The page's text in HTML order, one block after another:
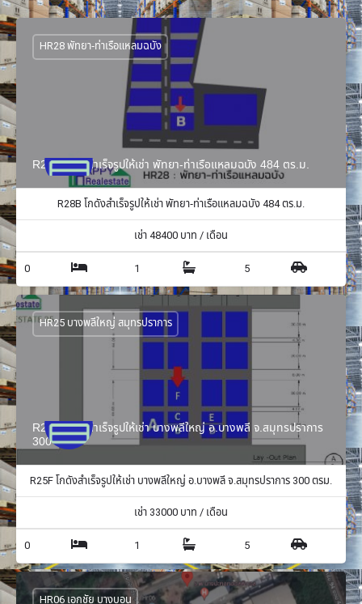
R28B โกดังสำเร็จรูปให้เช่า พัทยา-ท่าเรือแหลมฉบัง 484 ตร.ม.
HR28 พัทยา-ท่าเรือแหลมฉบัง
R28B โกดังสำเร็จรูปให้เช่า พัทยา-ท่าเรือแหลมฉบัง 484 ตร.ม.
เช่า48400 บาท / เดือน
0 1 5
R25F โกดังสำเร็จรูปให้เช่า บางพลีใหญ่ อ.บางพลี จ.สมุทรปราการ
300 ตรม.
HR25 บางพลีใหญ่ สมุทรปราการ
R25F โกดังสำเร็จรูปให้เช่า บางพลีใหญ่ อ.บางพลี จ.สมุทรปราการ 300 ตรม.
เช่า 33000 บาท / เดือน
0 1 5
HR06 เอกชัย บางบอน